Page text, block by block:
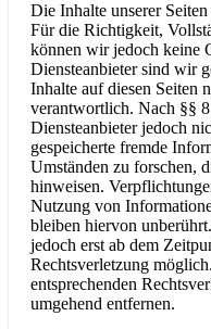
Die Inhalte unserer
Für die Richtigkeit,
können wir jedoch keine
Diensteanbieter sind wir
Inhalte auf diesen Seiten
verantwortlich. Nach §§
Diensteanbieter jedoch
gespeicherte fremde
Umständen zu forschen,
hinweisen.
Nutzung von
bleiben hiervon
jedoch erst ab dem
Rechtsverletzung
entsprechenden
umgehend entfernen.